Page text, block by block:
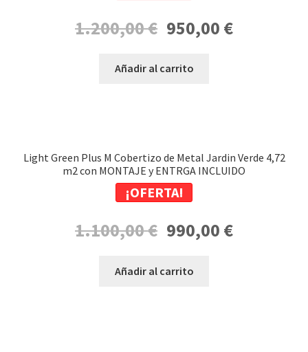
1.200,00€
El
precio
era:
950,00 €El
precio
Añadir al carrito
Light Green Plus M Cobertizo de Metal Jardin Verde 4,72
m2 con MONTAJE y ENTRGA INCLUIDO
¡OFERTA!
1.100,00€
El
precio
era:
990,00 €El
Añadir al carrito